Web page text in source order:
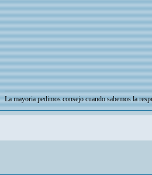
La mayoria pedimos consejo cuando sabemos la